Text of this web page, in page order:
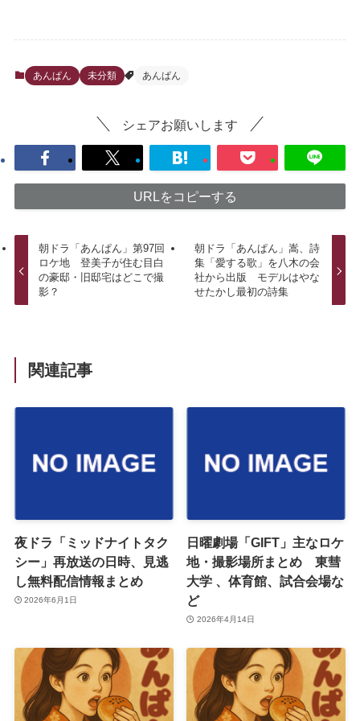
あんぱん 未分類 あんぱん
シェアお願いします
URLをコピーする
朝ドラ「あんぱん」第97回
ロケ地 登美子が住む目白
の豪邸・旧邸宅はどこで撮
影？
朝ドラ「あんぱん」嵩、詩
集「愛する歌」を八木の会
社から出版 モデルはやな
せたかし最初の詩集
関連記事
夜ドラ「ミッドナイトタク
シー」再放送の日時、見逃
し無料配信情報まとめ
2026年6月1日
日曜劇場「GIFT」主なロケ
地・撮影場所まとめ 東彗
大学 、体育館、試合会場な
ど
2026年4月14日